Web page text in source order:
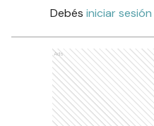
Debés iniciar sesión
Ads